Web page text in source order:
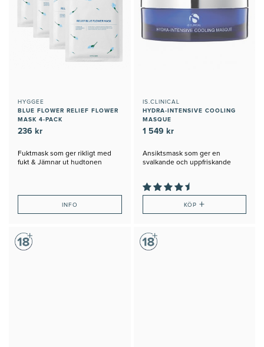
HYGGEE
BLUE FLOWER RELIEF FLOWER
MASK 4-PACK
236 kr
Fuktmask som ger rikligt med
fukt & Jämnar ut hudtonen
INFO
IS.CLINICAL
HYDRA-INTENSIVE COOLING
MASQUE
1 549 kr
Ansiktsmask som ger en
svalkande och uppfriskande
KÖP +